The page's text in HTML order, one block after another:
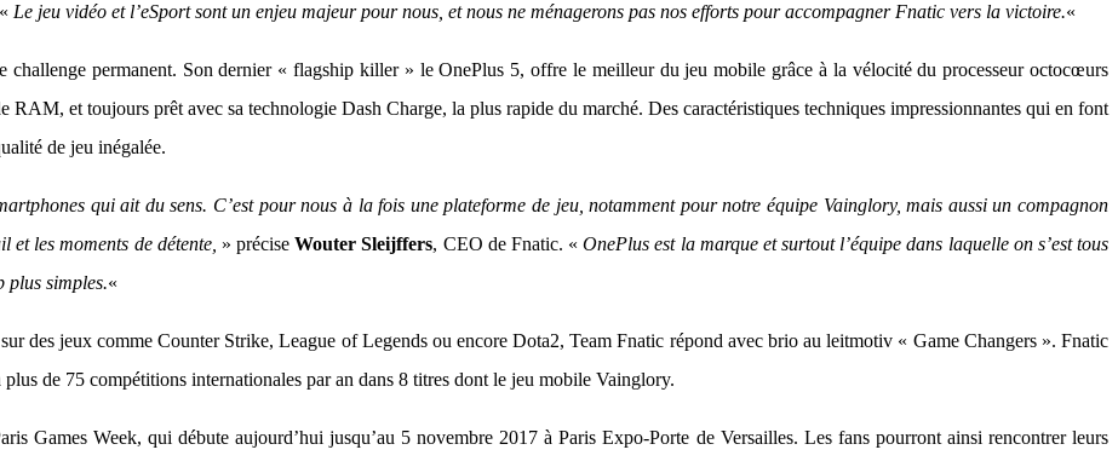
Le jeu vidéo et l’eSport sont un enjeu majeur pour nous, et nous ne ménagerons pas nos efforts pour accompagner Fnatic vers la victoire.«
challenge permanent. Son dernier « flagship killer » le OnePlus 5, offre le meilleur du jeu mobile grâce à la vélocité du processeur octocœurs
et toujours prêt avec sa technologie Dash Charge, la plus rapide du marché. Des caractéristiques techniques impressionnantes qui en font
de jeu inégalée.
qui ait du sens. C’est pour nous à la fois une plateforme de jeu, notamment pour notre équipe Vainglory, mais aussi un compagnon
les moments de détente, » préciseWouter Sleijffers, CEO de Fnatic. «OnePlus est la marque et surtout l’équipe dans laquelle on s’est tous
plus simples.«
des jeux comme Counter Strike, League of Legends ou encore Dota2, Team Fnatic répond avec brio au leitmotiv « Game Changers ». Fnatic
de 75 compétitions internationales par an dans 8 titres dont le jeu mobile Vainglory.
Games Week, qui débute aujourd’hui jusqu’au 5 novembre 2017 à Paris Expo-Porte de Versailles. Les fans pourront ainsi rencontrer leurs